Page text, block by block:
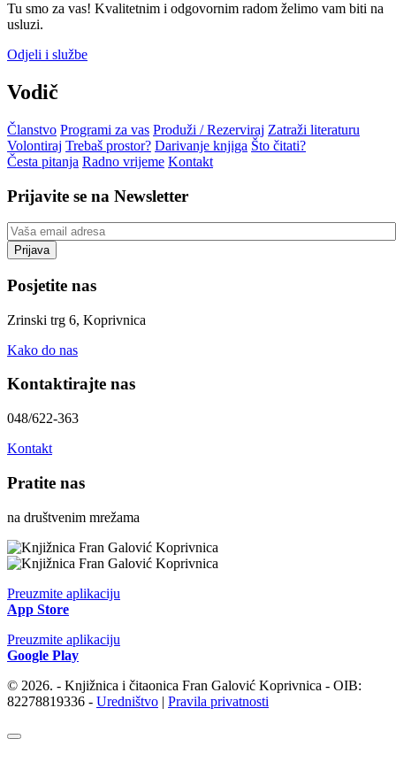
Tu smo za vas! Kvalitetnim i odgovornim radom želimo vam biti na
usluzi.
Odjeli i službe
Vodič
Članstvo Programi za vas Produži / Rezerviraj Zatraži literaturu
Volontiraj Trebaš prostor? Darivanje knjiga Što čitati?
Česta pitanja Radno vrijeme Kontakt
Prijavite se na Newsletter
Posjetite nas
Zrinski trg 6, Koprivnica
Kako do nas
Kontaktirajte nas
048/622-363
Kontakt
Pratite nas
na društvenim mrežama
Preuzmite aplikaciju
App Store
Preuzmite aplikaciju
Google Play
© 2026. - Knjižnica i čitaonica Fran Galović Koprivnica - OIB:
82278819336 - Uredništvo | Pravila privatnosti